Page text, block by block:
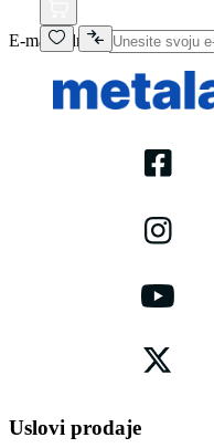
E-mail adresa
Uslovi prodaje